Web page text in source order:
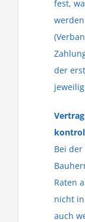
fest,
der
Bei
Raten
nicht in
auch